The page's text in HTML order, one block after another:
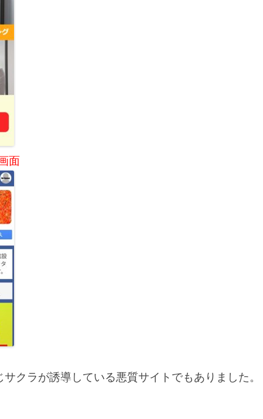
面
クラが誘導している悪質サイトでもありました。